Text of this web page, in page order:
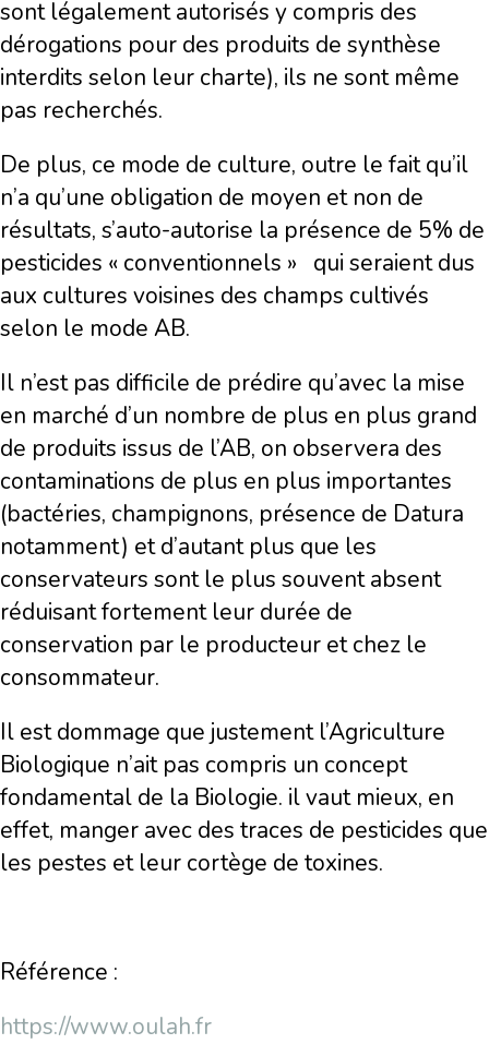
sont légalement autorisés y compris des
dérogations pour des produits de synthèse
interdits selon leur charte), ils ne sont même
pas recherchés.
De plus, ce mode de culture, outre le fait qu’il
n’a qu’une obligation de moyen et non de
résultats, s’auto-autorise la présence de 5% de
pesticides « conventionnels » qui seraient dus
aux cultures voisines des champs cultivés
selon le mode AB.
Il n’est pas difficile de prédire qu’avec la mise
en marché d’un nombre de plus en plus grand
de produits issus de l’AB, on observera des
contaminations de plus en plus importantes
(bactéries, champignons, présence de Datura
notamment) et d’autant plus que les
conservateurs sont le plus souvent absent
réduisant fortement leur durée de
conservation par le producteur et chez le
consommateur.
Il est dommage que justement l’Agriculture
Biologique n’ait pas compris un concept
fondamental de la Biologie. il vaut mieux, en
effet, manger avec des traces de pesticides que
les pestes et leur cortège de toxines.
Référence :
https://www.oulah.fr